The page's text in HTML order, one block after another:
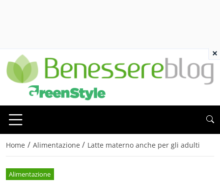
Home / Alimentazione / Latte materno anche per gli adulti
Alimentazione
×